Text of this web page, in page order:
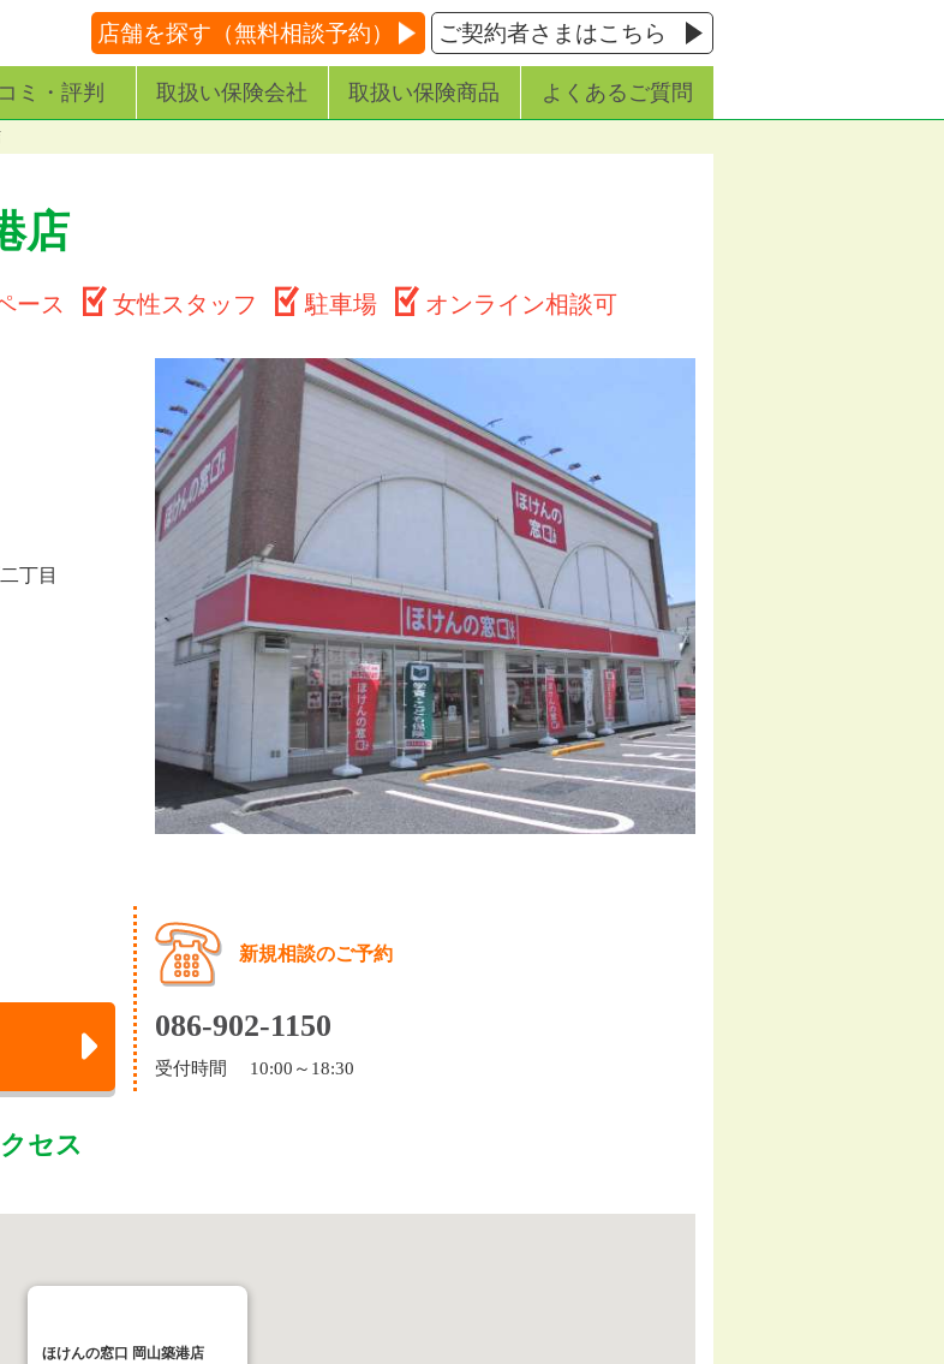
店舗を探す（無料相談予約） ご契約者さまはこちら
ミ・評判 取扱い保険会社 取扱い保険商品 よくあるご質問
店
ース 女性スタッフ 駐車場 オンライン相談可
丁目
新規相談のご予約
086-902-1150
受付時間 10:00～18:30
セス
ほけんの窓口 岡山築港店